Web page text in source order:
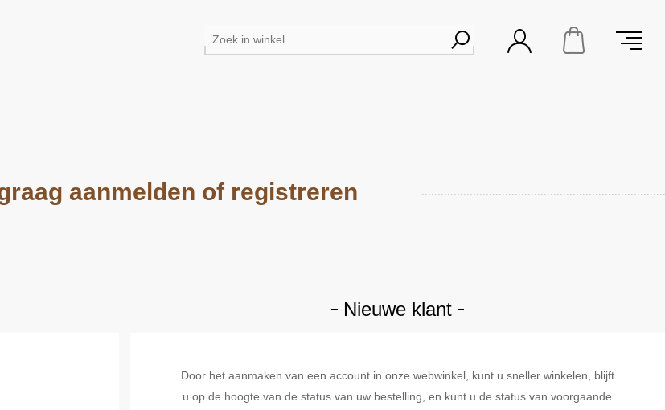
aanmelden of registreren
Nieuwe klant
Door het aanmaken van een account in onze webwinkel, kunt u sneller winkelen, blijft
u op de hoogte van de status van uw bestelling, en kunt u de status van voorgaande